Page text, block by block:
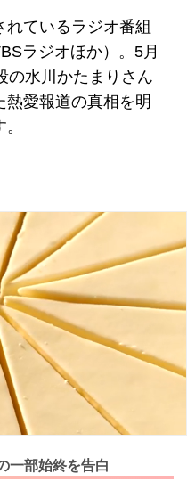
ているラジオ番組
ラジオほか）。5月
の水川かたまりさん
愛報道の真相を明
一部始終を告白